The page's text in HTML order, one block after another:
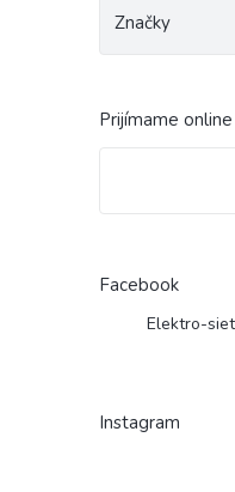
Značky
Prijímame
Facebook
Elektro-
Instagram